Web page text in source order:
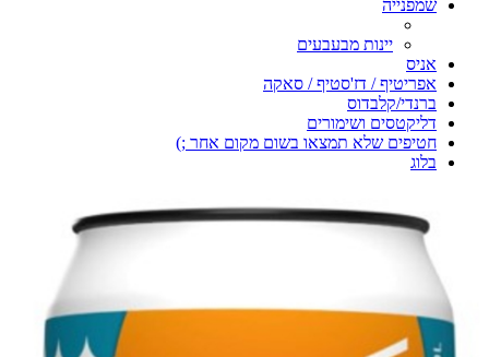
שמפנייה
יינות מבעבעים
אניס
אפריטיף / דז'סטיף / סאקה
ברנדי/קלבדוס
דליקטסים ושימורים
חטיפים שלא תמצאו בשום מקום אחר ;)
בלוג